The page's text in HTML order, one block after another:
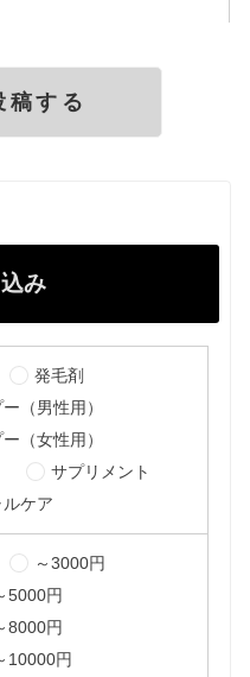
み
発毛剤
（男性用）
（女性用）
サプリメント
ルケア
～3000円
5000円
8000円
10000円